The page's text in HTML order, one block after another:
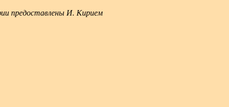
предоставлены И. Кирием